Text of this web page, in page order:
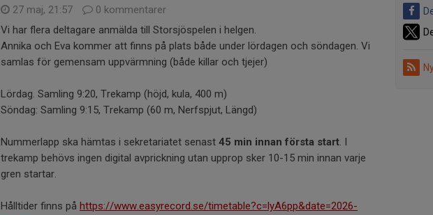
27 maj, 21:57
0 kommentarer
Vi har flera deltagare anmälda till Storsjöspelen i helgen.
Annika och Eva kommer att finns på plats både under lördagen och söndagen. Vi
samlas för gemensam uppvärmning (både killar och tjejer)
Lördag. Samling 9:20, Trekamp (höjd, kula, 400 m)
Söndag: Samling 9:15, Trekamp (60 m, Nerfspjut, Längd)
Nummerlapp ska hämtas i sekretariatet senast 45 min innan första start. I
trekamp behövs ingen digital avprickning utan upprop sker 10-15 min innan varje
gren startar.
Hålltider finns på https://www.easyrecord.se/timetable?c=lyA6pp&date=2026-